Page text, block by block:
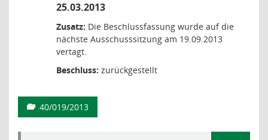
25.03.2013
Zusatz: Die Beschlussfassung wurde auf die
nächste Ausschusssitzung am 19.09.2013
vertagt.
Beschluss: zurückgestellt
40/019/2013